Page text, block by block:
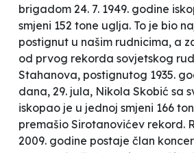
brigadom 24. 7. 1949. godine
smjeni 152 tone uglja. To je bio
postignut u našim rudnicima, a
od prvog rekorda sovjetskog
Stahanova, postignutog 1935.
dana, 29. jula, Nikola Skobić sa
iskopao je u jednoj smjeni 166
premašio Sirotanovićev rekord.
2009. godine postaje član